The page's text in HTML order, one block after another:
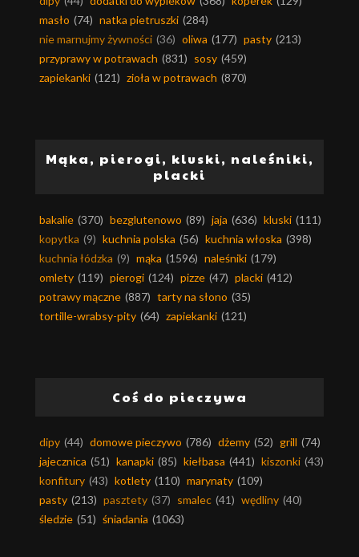
masło (74) natka pietruszki (284)
nie marnujmy żywności (36) oliwa (177) pasty (213)
przyprawy w potrawach (831) sosy (459)
zapiekanki (121) zioła w potrawach (870)
Mąka, pierogi, kluski, naleśniki,
placki
bakalie (370) bezglutenowo (89) jaja (636) kluski (111)
kopytka (9) kuchnia polska (56) kuchnia włoska (398)
kuchnia łódzka (9) mąka (1596) naleśniki (179)
omlety (119) pierogi (124) pizze (47) placki (412)
potrawy mączne (887) tarty na słono (35)
tortille-wrabsy-pity (64) zapiekanki (121)
Coś do pieczywa
dipy (44) domowe pieczywo (786) dżemy (52) grill (74)
jajecznica (51) kanapki (85) kiełbasa (441) kiszonki (43)
konfitury (43) kotlety (110) marynaty (109)
pasty (213) pasztety (37) smalec (41) wędliny (40)
śledzie (51) śniadania (1063)